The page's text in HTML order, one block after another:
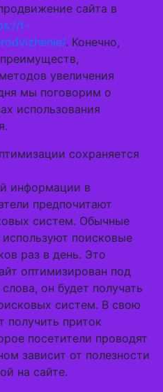
сайта в
t-
. Конечно,
увеличения
мы поговорим о
использования
сохраняется
информации в
предпочитают
систем. Обычные
используют поисковые
раз в день. Это
оптимизирован под
он будет получать
систем. В свою
получить приток
посетители проводят
зависит от полезности
на сайте.